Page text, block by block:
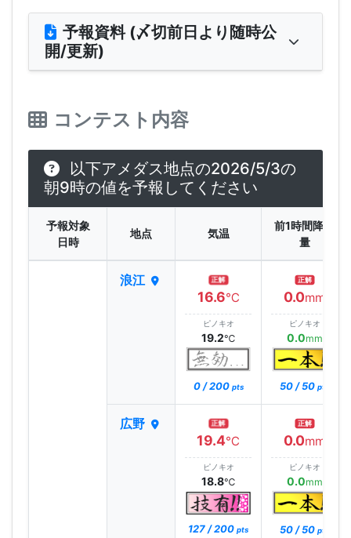
予報資料 (〆切前日より随時公
開/更新)
コンテスト内容
以下アメダス地点の2026/5/3の
朝9時の値を予報してください
予報対象
日時
地点 気温
前1時間降水
量
浪江 正解
16.6℃
ピノキオ
19.2℃
0 / 200 pts
正解
0.0mm
ピノキオ
0.0mm
50 / 50 pts
広野 正解
19.4℃
ピノキオ
18.8℃
127 / 200 pts
正解
0.0mm
ピノキオ
0.0mm
50 / 50 pts